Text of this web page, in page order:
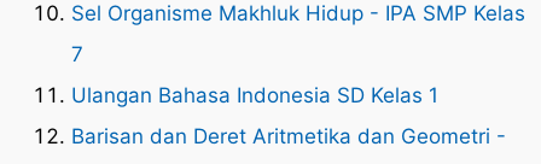
Sel Organisme Makhluk Hidup - IPA SMP Kelas
7
Ulangan Bahasa Indonesia SD Kelas 1
Barisan dan Deret Aritmetika dan Geometri -